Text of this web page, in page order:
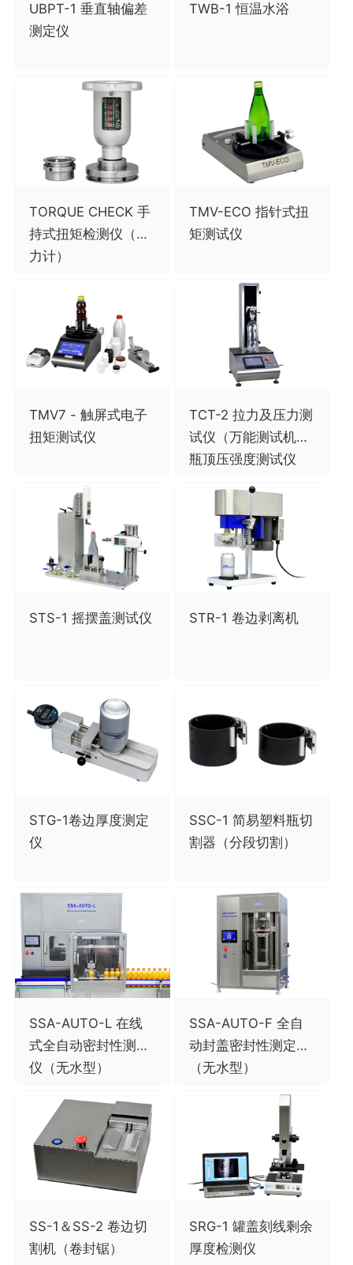
UBPT-1 垂直轴偏差
测定仪
TWB-1 恒温水浴
TORQUE CHECK 手
持式扭矩检测仪（扭
力计）
TMV-ECO 指针式扭
矩测试仪
TMV7 - 触屏式电子
扭矩测试仪
TCT-2 拉力及压力测
试仪（万能测试机）,
瓶顶压强度测试仪
STS-1 摇摆盖测试仪 STR-1 卷边剥离机
STG-1卷边厚度测定
仪
SSC-1 简易塑料瓶切
割器（分段切割）
SSA-AUTO-L 在线
式全自动密封性测定
仪（无水型）
SSA-AUTO-F 全自
动封盖密封性测定仪
（无水型）
SS-1＆SS-2 卷边切
割机（卷封锯）
SRG-1 罐盖刻线剩余
厚度检测仪